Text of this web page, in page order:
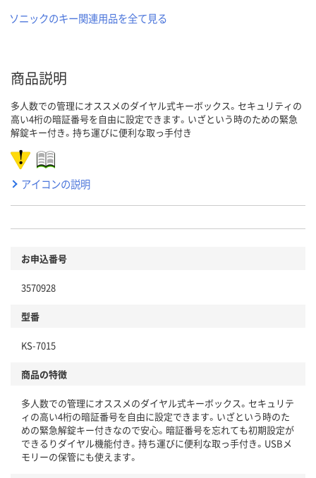
ソニックのキー関連用品を全て見る
商品説明
多人数での管理にオススメのダイヤル式キーボックス。セキュリティの
高い4桁の暗証番号を自由に設定できます。いざという時のための緊急
解錠キー付き。持ち運びに便利な取っ手付き
アイコンの説明
お申込番号
3570928
型番
KS-7015
商品の特徴
多人数での管理にオススメのダイヤル式キーボックス。セキュリテ
ィの高い4桁の暗証番号を自由に設定できます。いざという時のた
めの緊急解錠キー付きなので安心。暗証番号を忘れても初期設定が
できるりダイヤル機能付き。持ち運びに便利な取っ手付き。USBメ
モリーの保管にも使えます。